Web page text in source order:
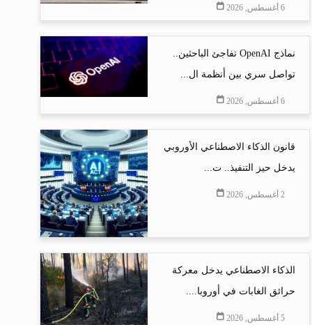
6 أغسطس, 2026
نماذج OpenAI تفاجئ الباحثين..
تواصل سري بين أنظمة ال...
6 أغسطس, 2026
قانون الذكاء الاصطناعي الأوروبي
يدخل حيز التنفيذ.. ت...
2 أغسطس, 2026
الذكاء الاصطناعي يدخل معركة
حرائق الغابات في أوروبا....
5 أغسطس, 2026